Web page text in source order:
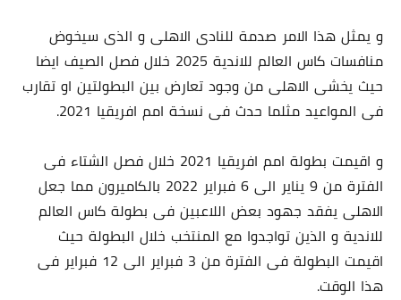
و يمثل هذا الامر صدمة للنادى الاهلى و الذى سيخوض
منافسات كاس العالم للاندية 2025 خلال فصل الصيف ايضا
حيث يخشى الاهلى من وجود تعارض بين البطولتين او تقارب
فى المواعيد مثلما حدث فى نسخة امم افريقيا 2021.
و اقيمت بطولة امم افريقيا 2021 خلال فصل الشتاء فى
الفترة من 9 يناير الى 6 فبراير 2022 بالكاميرون مما جعل
الاهلى يفقد جهود بعض اللاعبين فى بطولة كاس العالم
للاندية و الذين تواجدوا مع المنتخب خلال البطولة حيث
اقيمت البطولة فى الفترة من 3 فبراير الى 12 فبراير فى
هذا الوقت.